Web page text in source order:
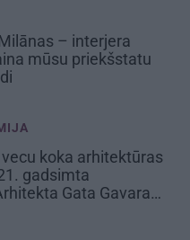
– interjera
mūsu priekšstatu
koka arhitektūras
gadsimta
Gata Gavara